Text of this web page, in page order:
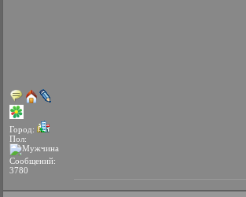
Город:
Пол:
Сообщений:
3780